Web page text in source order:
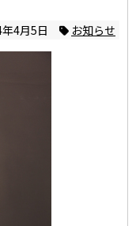
4月5日 お知らせ